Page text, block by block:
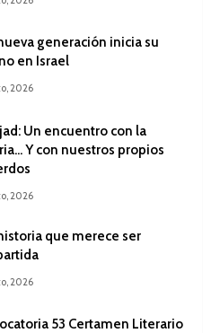
generación inicia su
en Israel
2026
Un encuentro con la
Y con nuestros propios
2026
que merece ser
2026
53 Certamen Literario